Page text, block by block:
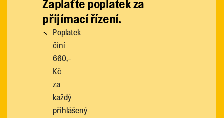
Zaplaťte poplatek za
přijímací řízení.
Poplatek
činí
660,-
Kč
za
každý
přihlášený